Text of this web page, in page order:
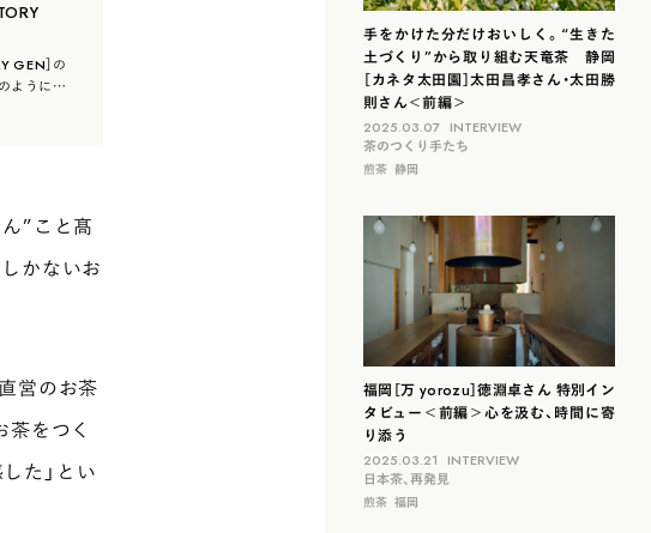
GEN］の
ように
”こと髙
かないお
営のお茶
茶をつく
た」とい
手をかけた分だけおいしく。“生きた
土づくり”から取り組む天竜茶 静岡
［カネタ太田園］太田昌孝さん・太田勝
則さん＜前編＞
2025.03.07 INTERVIEW
茶のつくり手たち
煎茶 静岡
福岡［万 yorozu］徳淵卓さん 特別イン
タビュー＜前編＞心を汲む、時間に寄
り添う
2025.03.21 INTERVIEW
日本茶、再発見
煎茶 福岡